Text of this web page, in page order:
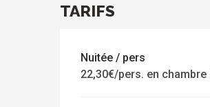
TARIFS
Nuitée / pers
22,30€/pers. en